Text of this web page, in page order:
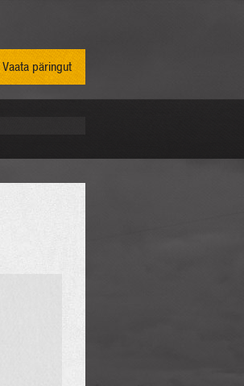
Vaata päringut